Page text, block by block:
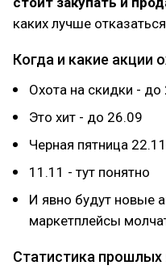
каких лучше
Когда и какие акции
Охота на скидки - до
Это хит - до 26.09
Черная пятница
11.11 - тут понятно
И явно будут новые
маркетплейсы
Статистика прошлых